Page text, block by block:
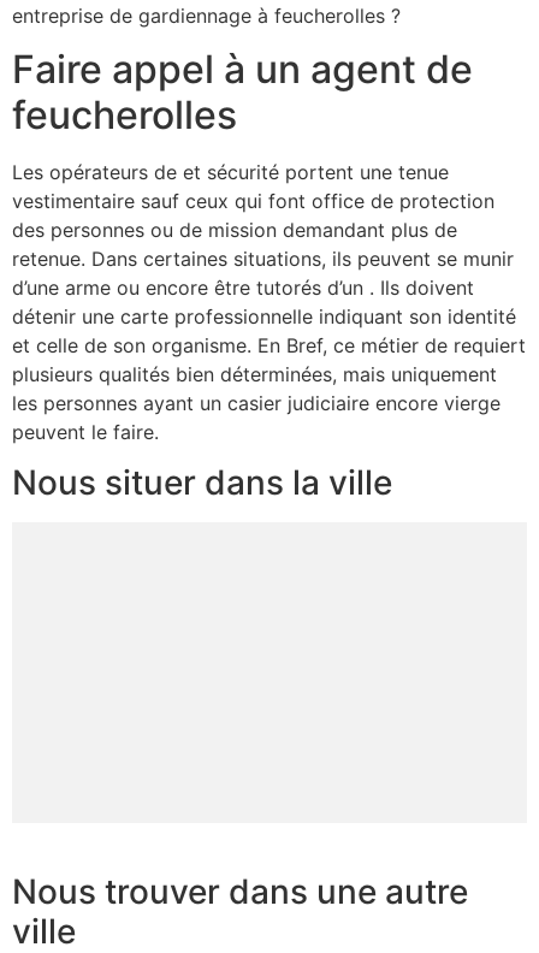
entreprise de gardiennage à feucherolles ?
Faire appel à un agent de
feucherolles
Les opérateurs de et sécurité portent une tenue
vestimentaire sauf ceux qui font office de protection
des personnes ou de mission demandant plus de
retenue. Dans certaines situations, ils peuvent se munir
d’une arme ou encore être tutorés d’un . Ils doivent
détenir une carte professionnelle indiquant son identité
et celle de son organisme. En Bref, ce métier de requiert
plusieurs qualités bien déterminées, mais uniquement
les personnes ayant un casier judiciaire encore vierge
peuvent le faire.
Nous situer dans la ville
Nous trouver dans une autre
ville